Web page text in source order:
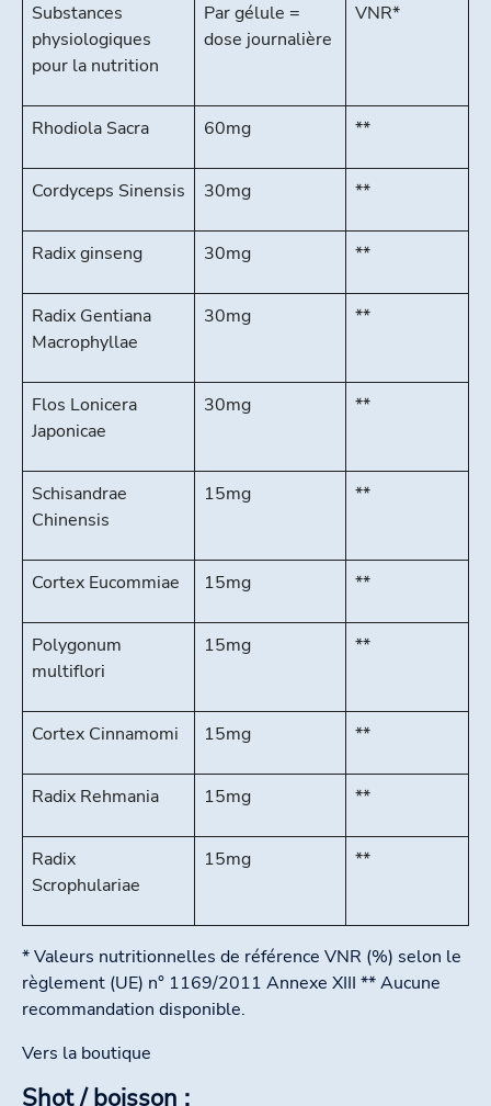
Substances
physiologiques
pour la nutrition
Par gélule =
dose journalière
VNR*
Rhodiola Sacra 60mg **
Cordyceps Sinensis 30mg **
Radix ginseng 30mg **
Radix Gentiana
Macrophyllae
30mg **
Flos Lonicera
Japonicae
30mg **
Schisandrae
Chinensis
15mg **
Cortex Eucommiae 15mg **
Polygonum
multiflori
15mg **
Cortex Cinnamomi 15mg **
Radix Rehmania 15mg **
Radix
Scrophulariae
15mg **
* Valeurs nutritionnelles de référence VNR (%) selon le
règlement (UE) n° 1169/2011 Annexe XIII ** Aucune
recommandation disponible.
Vers la boutique
Shot / boisson :